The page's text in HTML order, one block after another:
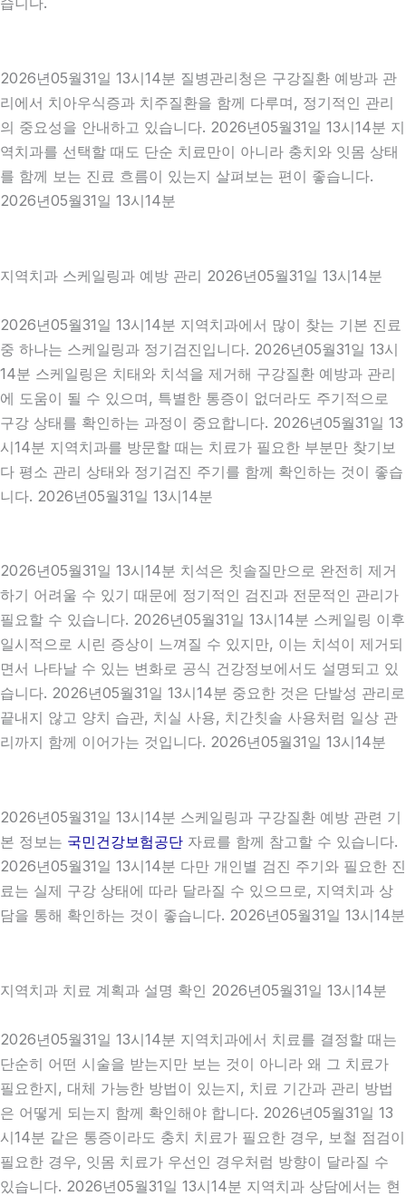
2026년05월31일 13시14분 질병관리청은 구강질환 예방과 관
리에서 치아우식증과 치주질환을 함께 다루며, 정기적인 관리
의 중요성을 안내하고 있습니다. 2026년05월31일 13시14분 지
역치과를 선택할 때도 단순 치료만이 아니라 충치와 잇몸 상태
를 함께 보는 진료 흐름이 있는지 살펴보는 편이 좋습니다.
2026년05월31일 13시14분
지역치과 스케일링과 예방 관리 2026년05월31일 13시14분
2026년05월31일 13시14분 지역치과에서 많이 찾는 기본 진료
중 하나는 스케일링과 정기검진입니다. 2026년05월31일 13시
14분 스케일링은 치태와 치석을 제거해 구강질환 예방과 관리
에 도움이 될 수 있으며, 특별한 통증이 없더라도 주기적으로
구강 상태를 확인하는 과정이 중요합니다. 2026년05월31일 13
시14분 지역치과를 방문할 때는 치료가 필요한 부분만 찾기보
다 평소 관리 상태와 정기검진 주기를 함께 확인하는 것이 좋습
니다. 2026년05월31일 13시14분
2026년05월31일 13시14분 치석은 칫솔질만으로 완전히 제거
하기 어려울 수 있기 때문에 정기적인 검진과 전문적인 관리가
필요할 수 있습니다. 2026년05월31일 13시14분 스케일링 이후
일시적으로 시린 증상이 느껴질 수 있지만, 이는 치석이 제거되
면서 나타날 수 있는 변화로 공식 건강정보에서도 설명되고 있
습니다. 2026년05월31일 13시14분 중요한 것은 단발성 관리로
끝내지 않고 양치 습관, 치실 사용, 치간칫솔 사용처럼 일상 관
리까지 함께 이어가는 것입니다. 2026년05월31일 13시14분
2026년05월31일 13시14분 스케일링과 구강질환 예방 관련 기
본 정보는 국민건강보험공단 자료를 함께 참고할 수 있습니다.
2026년05월31일 13시14분 다만 개인별 검진 주기와 필요한 진
료는 실제 구강 상태에 따라 달라질 수 있으므로, 지역치과 상
담을 통해 확인하는 것이 좋습니다. 2026년05월31일 13시14분
지역치과 치료 계획과 설명 확인 2026년05월31일 13시14분
2026년05월31일 13시14분 지역치과에서 치료를 결정할 때는
단순히 어떤 시술을 받는지만 보는 것이 아니라 왜 그 치료가
필요한지, 대체 가능한 방법이 있는지, 치료 기간과 관리 방법
은 어떻게 되는지 함께 확인해야 합니다. 2026년05월31일 13
시14분 같은 통증이라도 충치 치료가 필요한 경우, 보철 점검이
필요한 경우, 잇몸 치료가 우선인 경우처럼 방향이 달라질 수
있습니다. 2026년05월31일 13시14분 지역치과 상담에서는 현